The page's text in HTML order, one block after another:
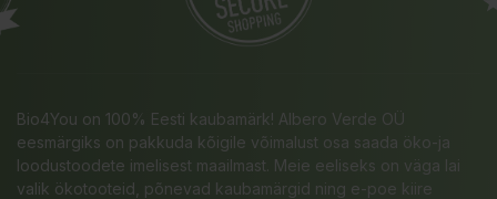
Bio4You on 100% Eesti kaubamärk! Albero Verde OÜ
eesmärgiks on pakkuda kõigile võimalust osa saada öko-ja
loodustoodete imelisest maailmast. Meie eeliseks on väga lai
valik ökotooteid, põnevad kaubamärgid ning e-poe kiire